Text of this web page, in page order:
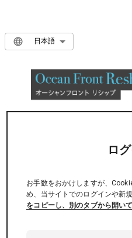
日本語
ロ
お手数をおかけしますが、
め、当サイトでのログインや新
をコピーし、別のタブから開い